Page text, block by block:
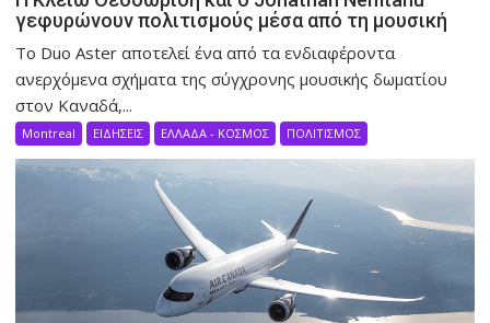
γεφυρώνουν πολιτισμούς μέσα από τη μουσική
Το Duo Aster αποτελεί ένα από τα ενδιαφέροντα
ανερχόμενα σχήματα της σύγχρονης μουσικής δωματίου
στον Καναδά,...
Montreal ΕΙΔΗΣΕΙΣ ΕΛΛΑΔΑ - ΚΟΣΜΟΣ ΠΟΛΙΤΙΣΜΟΣ